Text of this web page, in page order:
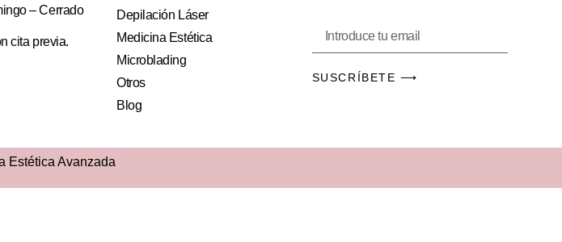
– Cerrado
cita previa.
Depilación Láser
Medicina Estética
Microblading
Otros
Blog
SUSCRÍBETE ⟶
Estética Avanzada